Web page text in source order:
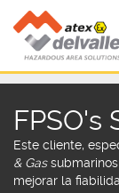
FPSO's
Este cliente,
& Gassubmarinos
mejorar la